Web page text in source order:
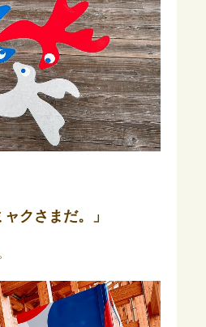
クさまだ。」